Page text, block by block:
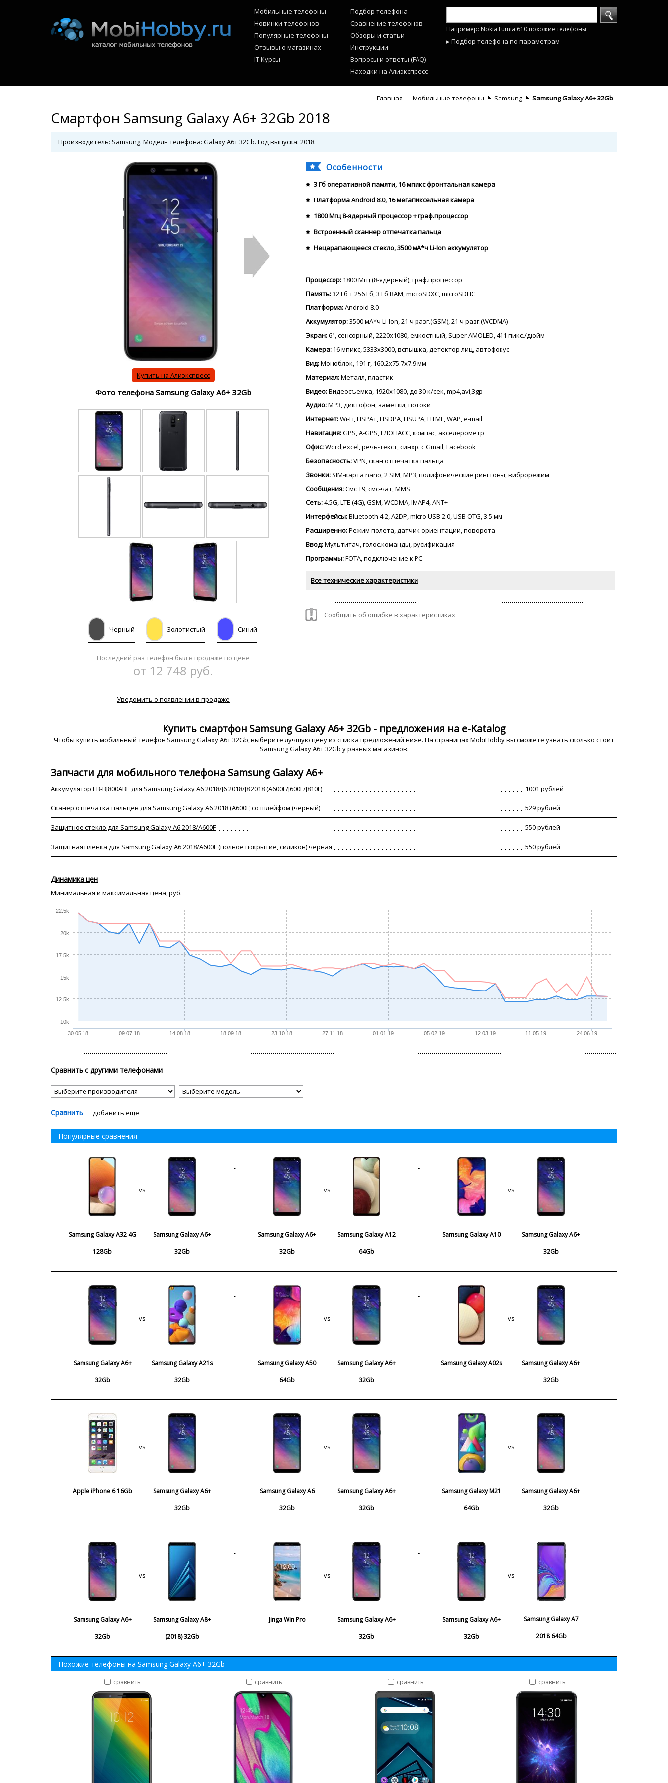
Мобильные телефоны
Новинки телефонов
Популярные телефоны
Отзывы о магазинах
IT Курсы
Подбор телефона
Сравнение телефонов
Обзоры и статьи
Инструкции
Вопросы и ответы (FAQ)
Находки на Алиэкспресс
Например: Nokia Lumia 610 похожие телефоны
▸ Подбор телефона по параметрам
Главная Мобильные телефоны Samsung Samsung Galaxy A6+ 32Gb
Смартфон Samsung Galaxy A6+ 32Gb 2018
Производитель: Samsung. Модель телефона: Galaxy A6+ 32Gb. Год выпуска: 2018.
Купить на Алиэкспресс
Фото телефона Samsung Galaxy A6+ 32Gb
Черный Золотистый Синий
Последний раз телефон был в продаже по цене
от 12 748 руб.
Уведомить о появлении в продаже
Особенности
3 Гб оперативной памяти, 16 мпикс фронтальная камера
Платформа Android 8.0, 16 мегапиксельная камера
1800 Мгц 8-ядерный процессор + граф.процессор
Встроенный сканнер отпечатка пальца
Нецарапающееся стекло, 3500 мА*ч Li-Ion аккумулятор
Процессор: 1800 Мгц (8-ядерный), граф.процессор
Память:32 Гб + 256 Гб, 3 Гб RAM, microSDXC, microSDHC
Платформа:Android 8.0
Аккумулятор:3500 мА*ч Li-Ion, 21 ч разг.(GSM), 21 ч разг.(WCDMA)
Экран:6", сенсорный, 2220x1080, емкостный, Super AMOLED, 411 пикс./дюйм
Камера: 16 мпикс, 5333x3000, вспышка, детектор лиц, автофокус
Вид:Моноблок, 191 г, 160.2x75.7x7.9 мм
Материал:Металл, пластик
Видео:Видеосъемка, 1920x1080, до 30 к/сек, mp4,avi,3gp
Аудио:MP3, диктофон, заметки, потоки
Интернет:Wi-Fi, HSPA+, HSDPA, HSUPA, HTML, WAP, e-mail
Навигация:GPS, A-GPS, ГЛОНАСС, компас, акселерометр
Офис:Word,excel, речь-текст, синхр. с Gmail, Facebook
Безопасность:VPN, скан отпечатка пальца
Звонки: SIM-карта nano, 2 SIM, MP3, полифонические рингтоны, виброрежим
Сообщения:Смс Т9, смс-чат, MMS
Сеть:4.5G, LTE (4G), GSM, WCDMA, IMAP4, ANT+
Интерфейсы:Bluetooth 4.2, A2DP, micro USB 2.0, USB OTG, 3.5 мм
Расширенно:Режим полета, датчик ориентации, поворота
Ввод:Мультитач, голос.команды, русификация
Программы:FOTA, подключение к PC
Все технические характеристики
Сообщить об ошибке в характеристиках
Купить смартфон Samsung Galaxy A6+ 32Gb - предложения на e-Katalog
Чтобы купить мобильный телефон Samsung Galaxy A6+ 32Gb, выберите лучшую цену из списка предложений ниже. На страницах MobiHobby вы сможете узнать сколько стоит
Samsung Galaxy A6+ 32Gb у разных магазинов.
Запчасти для мобильного телефона Samsung Galaxy A6+
Аккумулятор EB-BJ800ABE для Samsung Galaxy A6 2018/J6 2018/J8 2018 (A600F/J600F/J810F) 1001 рублей
Сканер отпечатка пальцев для Samsung Galaxy A6 2018 (A600F) со шлейфом (черный) 529 рублей
Защитное стекло для Samsung Galaxy A6 2018/A600F 550 рублей
Защитная пленка для Samsung Galaxy A6 2018/A600F (полное покрытие, силикон) черная 550 рублей
Динамика цен
Минимальная и максимальная цена, руб.
30.05.18 09.07.18 14.08.18 18.09.18 23.10.18 27.11.18 01.01.19 05.02.19 12.03.19 11.05.19 24.06.19
10k
12.5k
15k
17.5k
20k
22.5k
Сравнить с другими телефонами
Сравнить добавить еще
Популярные сравнения
Samsung Galaxy A32 4G
128Gb
vs
Samsung Galaxy A6+
32Gb
Samsung Galaxy A6+
32Gb
vs
Samsung Galaxy A12
64Gb
Samsung Galaxy A10
vs
Samsung Galaxy A6+
32Gb
Samsung Galaxy A6+
32Gb
vs
Samsung Galaxy A21s
32Gb
Samsung Galaxy A50
64Gb
vs
Samsung Galaxy A6+
32Gb
Samsung Galaxy A02s
vs
Samsung Galaxy A6+
32Gb
Apple iPhone 6 16Gb
vs
Samsung Galaxy A6+
32Gb
Samsung Galaxy A6
32Gb
vs
Samsung Galaxy A6+
32Gb
Samsung Galaxy M21
64Gb
vs
Samsung Galaxy A6+
32Gb
Samsung Galaxy A6+
32Gb
vs
Samsung Galaxy A8+
(2018) 32Gb
Jinga Win Pro
vs
Samsung Galaxy A6+
32Gb
Samsung Galaxy A6+
32Gb
vs
Samsung Galaxy A7
2018 64Gb
Похожие телефоны на Samsung Galaxy A6+ 32Gb
сравнить сравнить сравнить сравнить